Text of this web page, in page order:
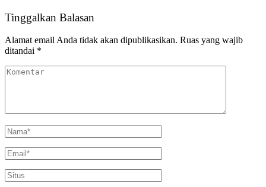
Tinggalkan Balasan
Alamat email Anda tidak akan dipublikasikan. Ruas yang wajib
ditandai *